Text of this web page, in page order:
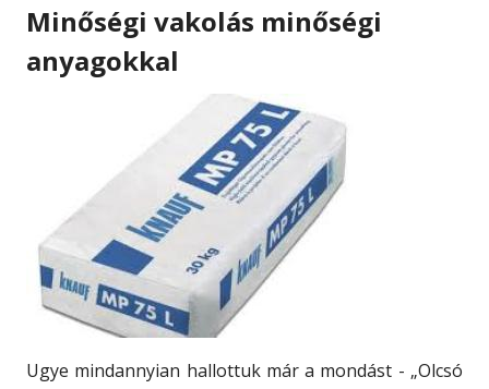
Minőségi vakolás minőségi
anyagokkal
Ugye mindannyian hallottuk már a mondást - „Olcsó